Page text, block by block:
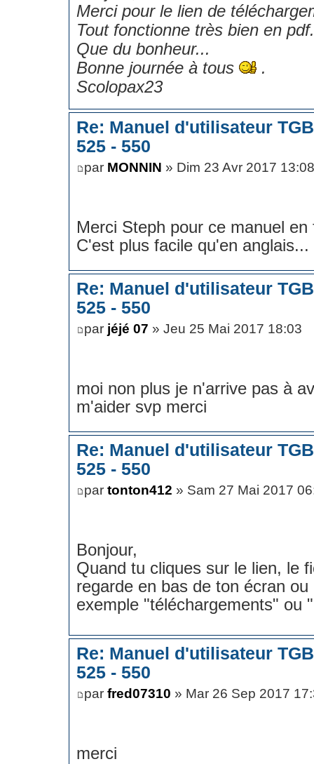
Merci pour le lien de
Tout fonctionne très bien en pdf.
Que du bonheur...
Bonne journée à tous
.
Scolopax23
Re: Manuel d'utilisateur
525 - 550
par MONNIN » Dim 23 Avr 2017 13:08
Merci Steph pour ce manuel en
C'est plus facile qu'en anglais...
Re: Manuel d'utilisateur
525 - 550
par jéjé 07 » Jeu 25 Mai 2017 18:03
moi non plus je n'arrive pas à
m'aider svp merci
Re: Manuel d'utilisateur
525 - 550
par tonton412 » Sam 27 Mai 2017
Bonjour,
Quand tu cliques sur le lien, le
regarde en bas de ton écran
exemple "téléchargements" ou
Re: Manuel d'utilisateur
525 - 550
par fred07310 » Mar 26 Sep 2017
merci